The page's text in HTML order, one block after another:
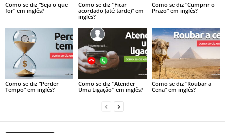
Como se diz “Seja o que
for” em inglês?
Como se diz “Ficar
acordado (até tarde)” em
inglês?
Como se diz “Cumprir o
Prazo” em inglês?
Como se diz “Perder
Tempo” em inglês?
Como se diz “Atender
Uma Ligação” em inglês?
Como se diz “Roubar a
Cena” em inglês?